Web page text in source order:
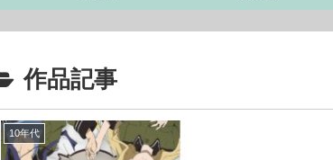
作品記事
10年代